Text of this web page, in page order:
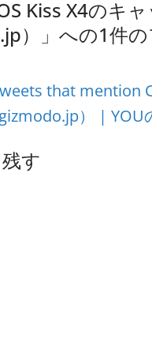
Kiss X4のキ
）
」への1件
that mention
） | YOU
す